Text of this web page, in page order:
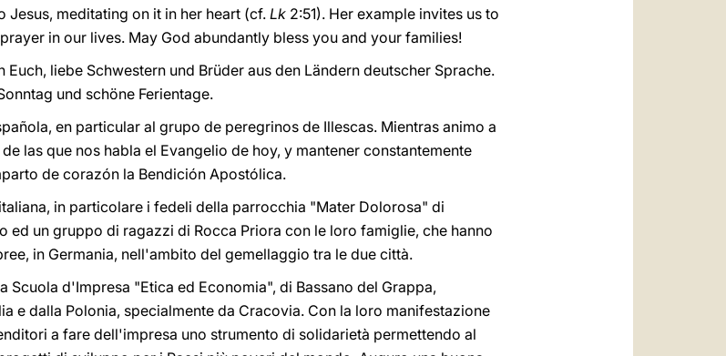
meditating on it in her heart (cf. Lk 2:51). Her example invites us to
in our lives. May God abundantly bless you and your families!
liebe Schwestern und Brüder aus den Ländern deutscher Sprache.
und schöne Ferientage.
en particular al grupo de peregrinos de Illescas. Mientras animo a
las que nos habla el Evangelio de hoy, y mantener constantemente
de corazón la Bendición Apostólica.
in particolare i fedeli della parrocchia "Mater Dolorosa" di
ed un gruppo di ragazzi di Rocca Priora con le loro famiglie, che hanno
in Germania, nell'ambito del gemellaggio tra le due città.
d'Impresa "Etica ed Economia", di Bassano del Grappa,
e dalla Polonia, specialmente da Cracovia. Con la loro manifestazione
a fare dell'impresa uno strumento di solidarietà permettendo al